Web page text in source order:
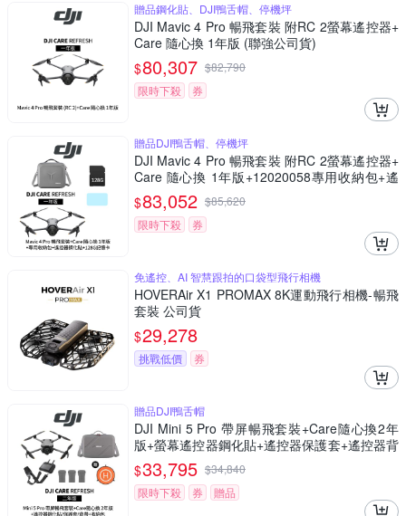
贈品鋼化貼、DJI鴨舌帽、停機坪
DJI Mavic 4 Pro 暢飛套裝 附RC 2螢幕遙控器+
Care 隨心換 1年版 (聯強公司貨)
$80,307 $82,790
限時下殺
券
贈品DJI鴨舌帽、停機坪
DJI Mavic 4 Pro 暢飛套裝 附RC 2螢幕遙控器+
Care 隨心換 1年版+12020058專用收納包+遙
控器鋼化貼+128G記憶卡 (聯強公司貨)
$83,052 $85,620
限時下殺
券
免遙控、AI 智慧跟拍的口袋型飛行相機
HOVERAir X1 PROMAX 8K運動飛行相機-暢飛
套裝 公司貨
$29,278
挑戰低價 券
贈品DJI鴨舌帽
DJI Mini 5 Pro 帶屏暢飛套裝+Care隨心換2年
版+螢幕遙控器鋼化貼+遙控器保護套+遙控器背
帶+12030148收納包 (聯強公司貨)
$33,795 $34,840
限時下殺
券 贈品